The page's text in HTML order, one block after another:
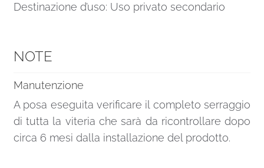
Destinazione d’uso: Uso privato secondario
NOTE
Manutenzione
A posa eseguita verificare il completo serraggio
di tutta la viteria che sarà da ricontrollare dopo
circa 6 mesi dalla installazione del prodotto.